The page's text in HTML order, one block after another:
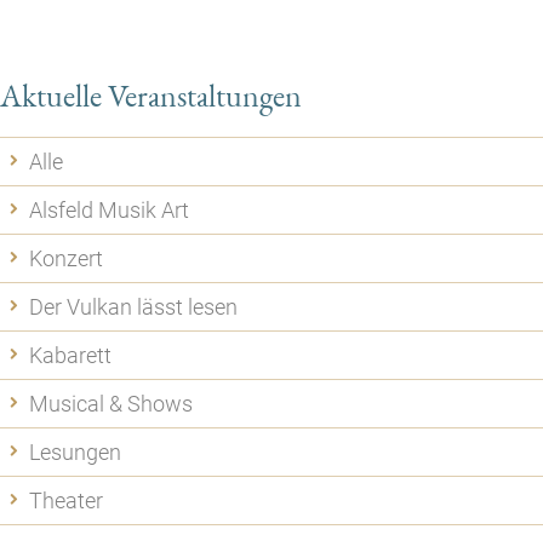
Aktuelle Veranstaltungen
Alle
Alsfeld Musik Art
Konzert
Der Vulkan lässt lesen
Kabarett
Musical & Shows
Lesungen
Theater